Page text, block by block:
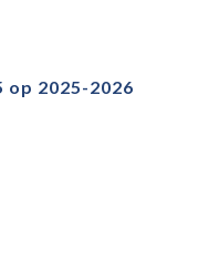
op 2025-2026